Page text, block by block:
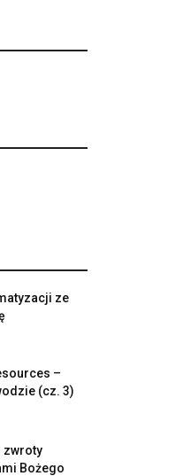
ze
–
(cz. 3)
zwroty
Bożego